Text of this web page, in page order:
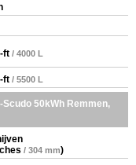
ft / 4000 L
ft / 5500 L
Scudo 50kWh Remmen,
/ 304 mm)